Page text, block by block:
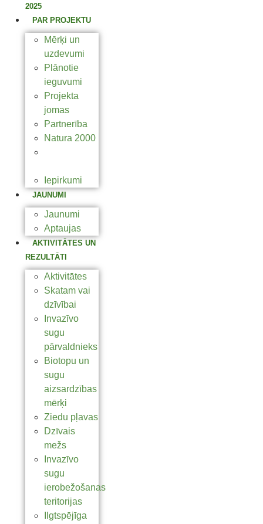
2025
PAR PROJEKTU
Mērķi un
uzdevumi
Plānotie
ieguvumi
Projekta
jomas
Partnerība
Natura 2000
Iepirkumi
JAUNUMI
Jaunumi
Aptaujas
AKTIVITĀTES UN
REZULTĀTI
Aktivitātes
Skatam vai
dzīvībai
Invazīvo
sugu
pārvaldnieks
Biotopu un
sugu
aizsardzības
mērķi
Ziedu pļavas
Dzīvais
mežs
Invazīvo
sugu
ierobežošanas
teritorijas
Ilgtspējīga